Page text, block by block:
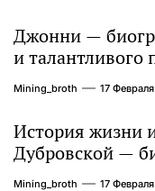
Джонни —
и талантливого
захватывает
Mining_broth 17
История жизни
Дубровской —
интересные
Mining_broth 17